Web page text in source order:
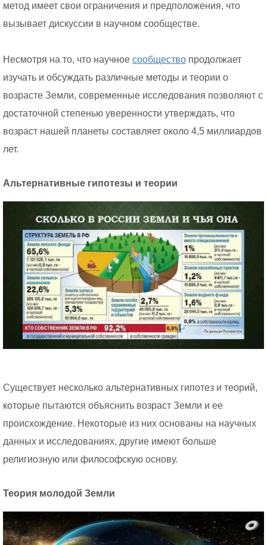
метод имеет свои ограничения и предположения, что
вызывает дискуссии в научном сообществе.
Несмотря на то, что научное сообщество продолжает
изучать и обсуждать различные методы и теории о
возрасте Земли, современные исследования позволяют с
достаточной степенью уверенности утверждать, что
возраст нашей планеты составляет около 4,5 миллиардов
лет.
Альтернативные гипотезы и теории
Существует несколько альтернативных гипотез и теорий,
которые пытаются объяснить возраст Земли и ее
происхождение. Некоторые из них основаны на научных
данных и исследованиях, другие имеют больше
религиозную или философскую основу.
Теория молодой Земли